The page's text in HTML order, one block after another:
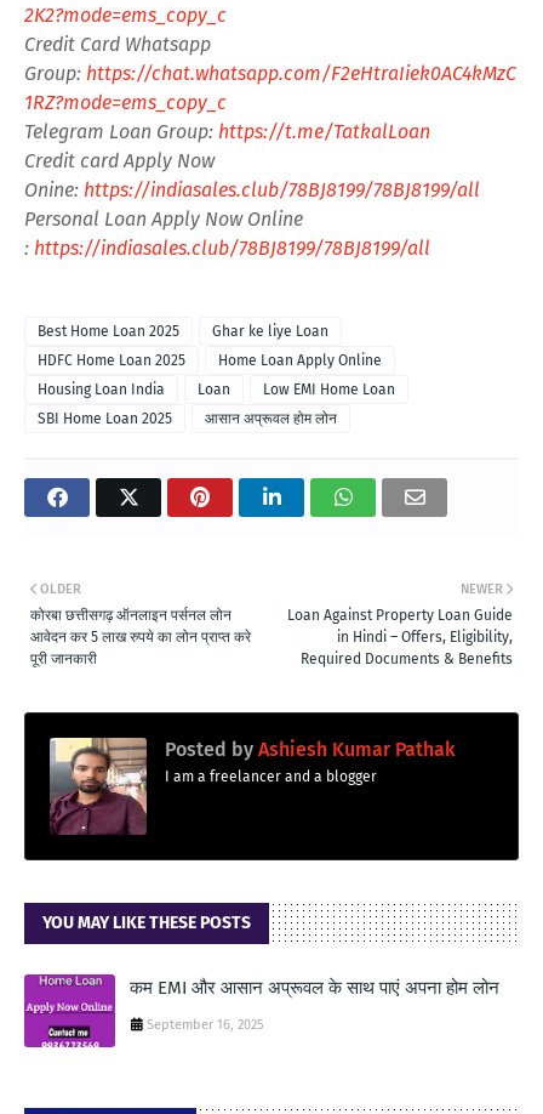
2K2?mode=ems_copy_c
Credit Card Whatsapp
Group: https://chat.whatsapp.com/F2eHtraIiek0AC4kMzC
1RZ?mode=ems_copy_c
Telegram Loan Group: https://t.me/TatkalLoan
Credit card Apply Now
Onine: https://indiasales.club/78BJ8199/78BJ8199/all
Personal Loan Apply Now Online
: https://indiasales.club/78BJ8199/78BJ8199/all
Best Home Loan 2025
Ghar ke liye Loan
HDFC Home Loan 2025
Home Loan Apply Online
Housing Loan India
Loan
Low EMI Home Loan
SBI Home Loan 2025
आसान अप्रूवल होम लोन
NEWER
Loan Against Property Loan Guide
in Hindi – Offers, Eligibility,
Required Documents & Benefits
OLDER
कोरबा छत्तीसगढ़ ऑनलाइन पर्सनल लोन
आवेदन कर 5 लाख रुपये का लोन प्राप्त करे
पूरी जानकारी
Posted by Ashiesh Kumar Pathak
I am a freelancer and a blogger
YOU MAY LIKE THESE POSTS
कम EMI और आसान अप्रूवल के साथ पाएं अपना होम लोन
September 16, 2025